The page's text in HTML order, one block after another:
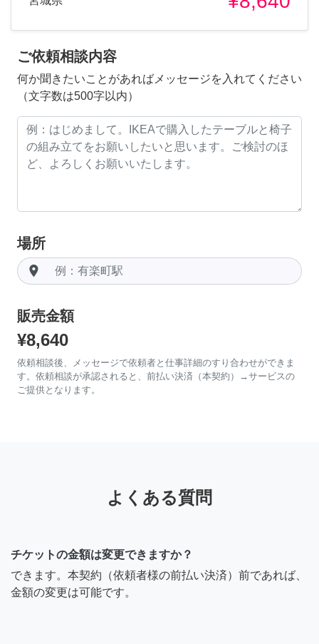
ご依頼相談内容
何か聞きたいことがあればメッセージを入れてください
（文字数は500字以内）
場所
room
販売金額
¥8,640
依頼相談後、メッセージで依頼者と仕事詳細のすり合わせができま
す。依頼相談が承認されると、前払い決済（本契約）→サービスの
ご提供となります。
よくある質問
チケットの金額は変更できますか？
できます。本契約（依頼者様の前払い決済）前であれば、
金額の変更は可能です。